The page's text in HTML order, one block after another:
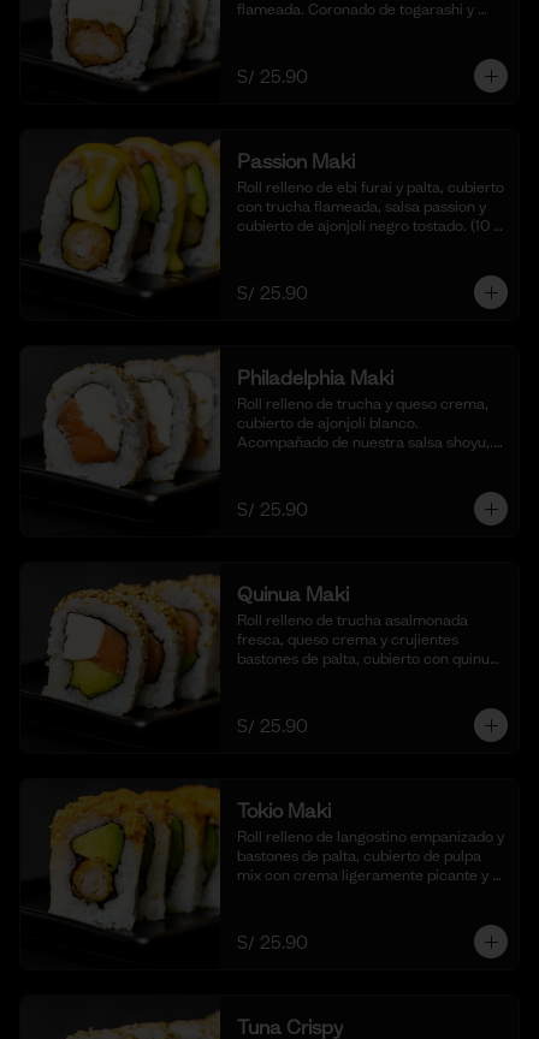
flameada. Coronado de togarashi y
S/ 25.90
Passion Maki
Roll relleno de ebi furai y palta, cubierto
con trucha flameada, salsa passion y
cubierto de ajonjolí negro tostado. (10
S/ 25.90
Philadelphia Maki
Roll relleno de trucha y queso crema,
cubierto de ajonjolí blanco.
Acompañado de nuestra salsa shoyu,.
S/ 25.90
Quinua Maki
Roll relleno de trucha asalmonada
fresca, queso crema y crujientes
bastones de palta, cubierto con quinua
S/ 25.90
Tokio Maki
Roll relleno de langostino empanizado y
bastones de palta, cubierto de pulpa
mix con crema ligeramente picante y
S/ 25.90
Tuna Crispy